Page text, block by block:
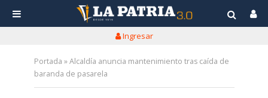
Ingresar
Portada »Alcaldía anuncia mantenimiento tras caída de
baranda de pasarela